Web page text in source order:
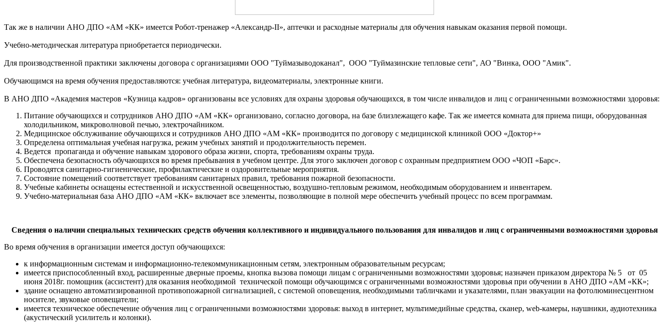
Так же в наличии АНО ДПО «АМ «КК» имеется Робот-тренажер «Александр-II», аптечки и расходные материалы для обучения навыкам оказания первой помощи.
Учебно-методическая литература приобретается периодически.
Для производственной практики заключены договора с организациями ООО "Туймазыводоканал", ООО "Туймазинские тепловые сети", АО "Винка, ООО "Амик".
Обучающимся на время обучения предоставляются: учебная литература, видеоматериалы, электронные книги.
В АНО ДПО «Академия мастеров «Кузница кадров» организованы все условиях для охраны здоровья обучающихся, в том числе инвалидов и лиц с ограниченными возможностями здоровья:
Питание обучающихся и сотрудников АНО ДПО «АМ «КК» организовано, согласно договора, на базе близлежащего кафе. Так же имеется комната для приема пищи, оборудованная
холодильником, микроволновой печью, электрочайником.
Медицинское обслуживание обучающихся и сотрудников АНО ДПО «АМ «КК» производится по договору с медицинской клиникой ООО «Доктор+»
Определена оптимальная учебная нагрузка, режим учебных занятий и продолжительность перемен.
Ведется пропаганда и обучение навыкам здорового образа жизни, спорта, требованиям охраны труда.
Обеспечена безопасность обучающихся во время пребывания в учебном центре. Для этого заключен договор с охранным предприятием ООО «ЧОП «Барс».
Проводятся санитарно-гигиенические, профилактические и оздоровительные мероприятия.
Состояние помещений соответствует требованиям санитарных правил, требования пожарной безопасности.
Учебные кабинеты оснащены естественной и искусственной освещенностью, воздушно-тепловым режимом, необходимым оборудованием и инвентарем.
Учебно-материальная база АНО ДПО «АМ «КК» включает все элементы, позволяющие в полной мере обеспечить учебный процесс по всем программам.
Сведения о наличии специальных технических средств обучения коллективного и индивидуального пользования для инвалидов и лиц с ограниченными возможностями здоровья
Во время обучения в организации имеется доступ обучающихся:
к информационным системам и информационно-телекоммуникационным сетям, электронным образовательным ресурсам;
имеется приспособленный вход, расширенные дверные проемы, кнопка вызова помощи лицам с ограниченными возможностями здоровья; назначен приказом директора № 5 от 05
июня 2018г. помощник (ассистент) для оказания необходимой технической помощи обучающимся с ограниченными возможностями здоровья при обучении в АНО ДПО «АМ «КК»;
здание оснащено автоматизированной противопожарной сигнализацией, с системой оповещения, необходимыми табличками и указателями, план эвакуации на фотолюминесцентном
носителе, звуковые оповещатели;
имеется техническое обеспечение обучения лиц с ограниченными возможностями здоровья: выход в интернет, мультимедийные средства, сканер, web-камеры, наушники, аудиотехника
(акустический усилитель и колонки).